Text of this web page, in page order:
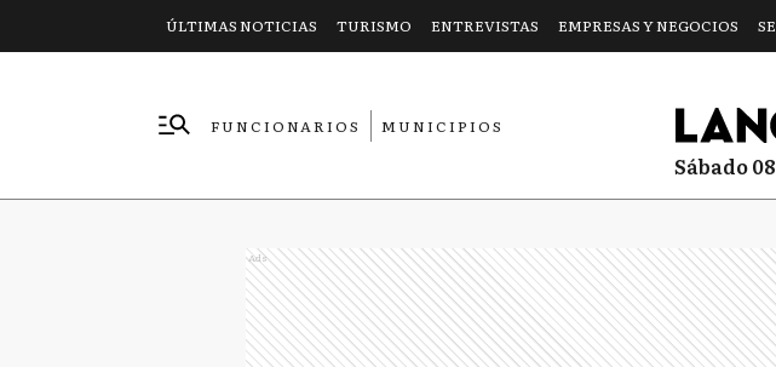
ÚLTIMAS NOTICIAS TURISMO ENTREVISTAS EMPRESAS Y NEGOCIOS
FUNCIONARIOS
MUNICIPIOS
sábado
Ads